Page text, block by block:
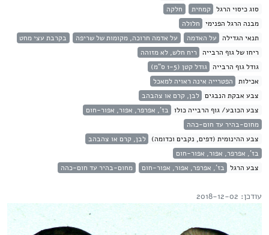
סוג כיסוי הרגל קמחית
חלקה
מבנה הרגל הפנימי חלולה
תנאי הגדילה על האדמה על אדמה חרוכה, מקומות של שריפה
בקרבת עצי מחט
ריחו של גוף הרבייה ריח חלש, לא מזוהה
גודל גוף הרבייה גודל קטן (1-5 ס"מ)
אכילות הפטרייה אינה ראויה למאכל
צבע אבקת הנבגים לבן, קרם או צהבהב
צבע הכובע/ גוף הרבייה כולו בז', אפרפר, אפור, אפור-חום
מחום-בהיר עד חום-כהה
צבע ההינומית (דפים, נקבים וכדומה) לבן, קרם או צהבהב
בז', אפרפר, אפור, אפור-חום
צבע הרגל בז', אפרפר, אפור, אפור-חום מחום-בהיר עד חום-כהה
עודכן: 2018-12-02